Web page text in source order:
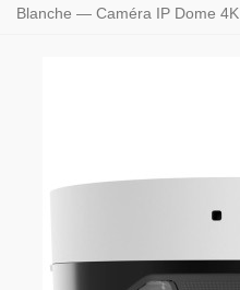
Blanche — Caméra IP Dome 4K